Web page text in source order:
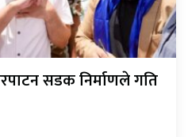
सडक निर्माणले गति